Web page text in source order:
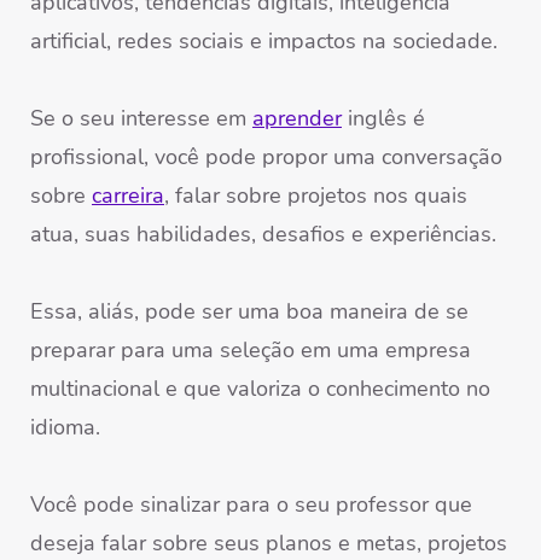
artificial, redes sociais e impactos na sociedade.
Se o seu interesse em aprenderinglês é
profissional, você pode propor uma conversação
sobre carreira, falar sobre projetos nos quais
atua, suas habilidades, desafios e experiências.
Essa, aliás, pode ser uma boa maneira de se
preparar para uma seleção em uma empresa
multinacional e que valoriza o conhecimento no
idioma.
Você pode sinalizar para o seu professor que
deseja falar sobre seus planos e metas, projetos